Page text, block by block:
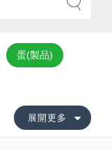
蛋(製品)
展開更多